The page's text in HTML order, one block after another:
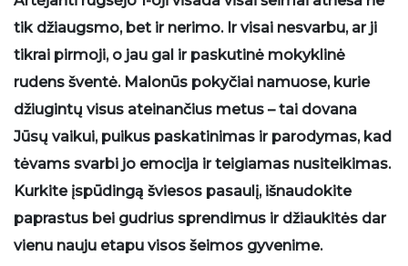
tik džiaugsmo, bet ir nerimo. Ir visai nesvarbu, ar ji
tikrai pirmoji, o jau gal ir paskutinė mokyklinė
rudens šventė. Malonūs pokyčiai namuose, kurie
džiugintų visus ateinančius metus – tai dovana
Jūsų vaikui, puikus paskatinimas ir parodymas, kad
tėvams svarbi jo emocija ir teigiamas nusiteikimas.
Kurkite įspūdingą šviesos pasaulį, išnaudokite
paprastus bei gudrius sprendimus ir džiaukitės dar
vienu nauju etapu visos šeimos gyvenime.